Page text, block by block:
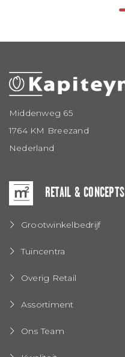
Middenweg 65
1764 KM Breezand
Nederland
RETAIL & CONCEPTS
Grootwinkelbedrijf
Tuincentra
Overig Retail
Assortiment
Ons Team